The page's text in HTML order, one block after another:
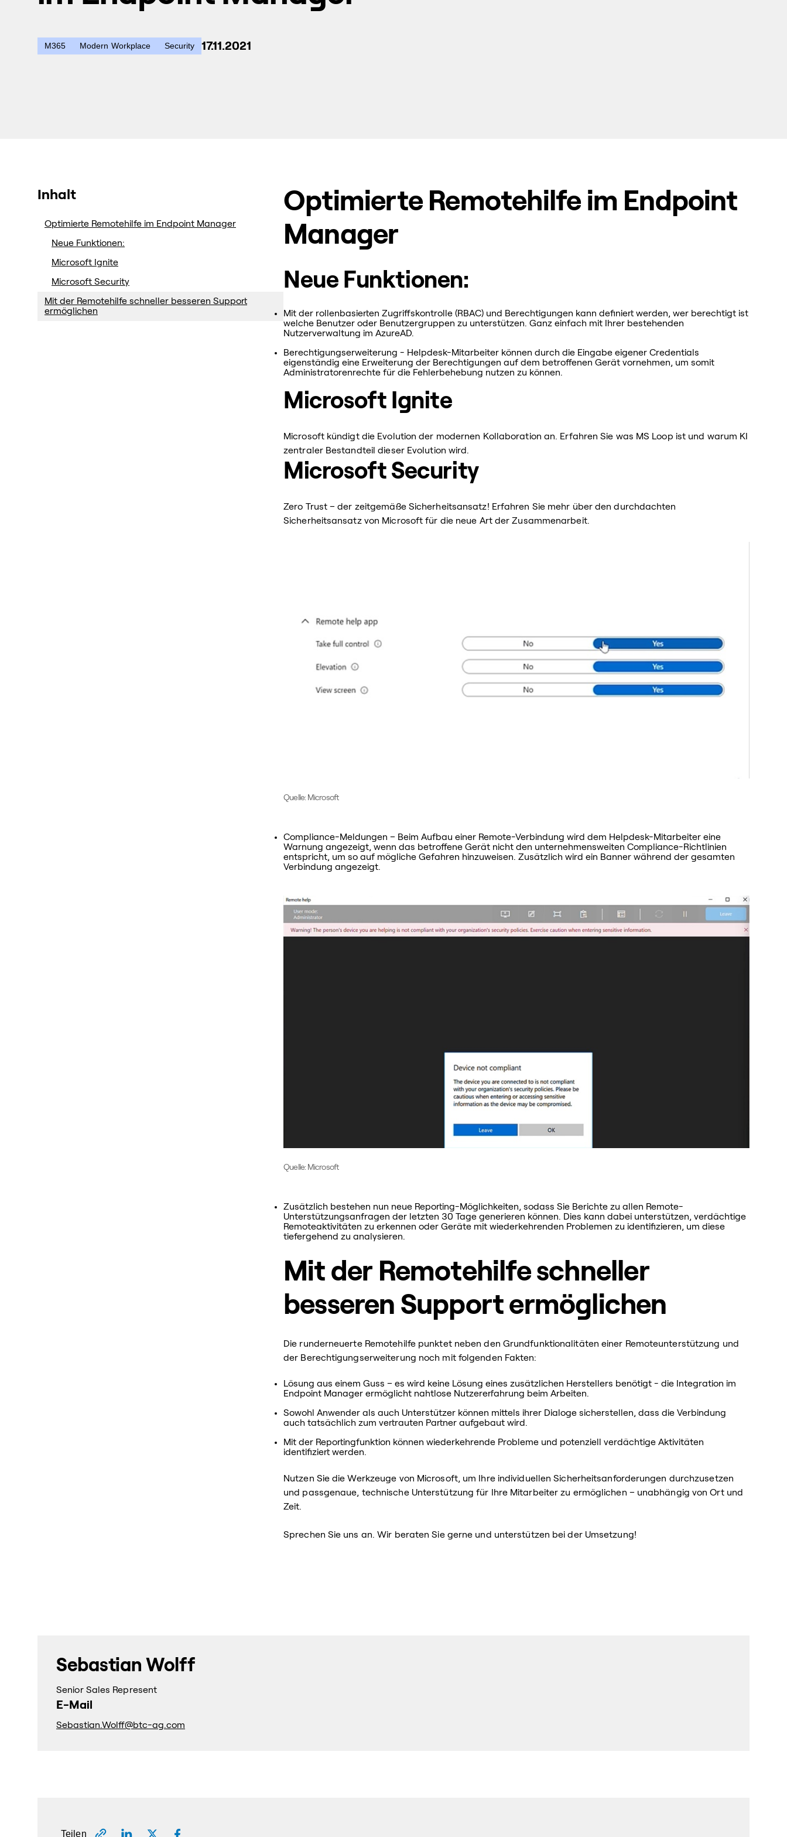
M365 Modern Workplace Security 17.11.2021
Inhalt
Optimierte Remotehilfe im Endpoint Manager
Neue Funktionen:
Microsoft Ignite
Microsoft Security
Mit der Remotehilfe schneller besseren Support
ermöglichen
Optimierte Remotehilfe im Endpoint
Manager
Neue Funktionen:
Mit der rollenbasierten Zugriffskontrolle (RBAC) und Berechtigungen kann definiert werden, wer berechtigt ist
welche Benutzer oder Benutzergruppen zu unterstützen. Ganz einfach mit Ihrer bestehenden
Nutzerverwaltung im AzureAD.
Berechtigungserweiterung - Helpdesk-Mitarbeiter können durch die Eingabe eigener Credentials
eigenständig eine Erweiterung der Berechtigungen auf dem betroffenen Gerät vornehmen, um somit
Administratorenrechte für die Fehlerbehebung nutzen zu können.
Microsoft Ignite
Microsoft kündigt die Evolution der modernen Kollaboration an. Erfahren Sie was MS Loop ist und warum KI
zentraler Bestandteil dieser Evolution wird.
Microsoft Security
Zero Trust – der zeitgemäße Sicherheitsansatz! Erfahren Sie mehr über den durchdachten
Sicherheitsansatz von Microsoft für die neue Art der Zusammenarbeit.
Quelle: Microsoft
Compliance-Meldungen – Beim Aufbau einer Remote-Verbindung wird dem Helpdesk-Mitarbeiter eine
Warnung angezeigt, wenn das betroffene Gerät nicht den unternehmensweiten Compliance-Richtlinien
entspricht, um so auf mögliche Gefahren hinzuweisen. Zusätzlich wird ein Banner während der gesamten
Verbindung angezeigt.
Quelle: Microsoft
Zusätzlich bestehen nun neue Reporting-Möglichkeiten, sodass Sie Berichte zu allen Remote-
Unterstützungsanfragen der letzten 30 Tage generieren können. Dies kann dabei unterstützen, verdächtige
Remoteaktivitäten zu erkennen oder Geräte mit wiederkehrenden Problemen zu identifizieren, um diese
tiefergehend zu analysieren.
Mit der Remotehilfe schneller
besseren Support ermöglichen
Die runderneuerte Remotehilfe punktet neben den Grundfunktionalitäten einer Remoteunterstützung und
der Berechtigungserweiterung noch mit folgenden Fakten:
Lösung aus einem Guss – es wird keine Lösung eines zusätzlichen Herstellers benötigt - die Integration im
Endpoint Manager ermöglicht nahtlose Nutzererfahrung beim Arbeiten.
Sowohl Anwender als auch Unterstützer können mittels ihrer Dialoge sicherstellen, dass die Verbindung
auch tatsächlich zum vertrauten Partner aufgebaut wird.
Mit der Reportingfunktion können wiederkehrende Probleme und potenziell verdächtige Aktivitäten
identifiziert werden.
Nutzen Sie die Werkzeuge von Microsoft, um Ihre individuellen Sicherheitsanforderungen durchzusetzen
und passgenaue, technische Unterstützung für Ihre Mitarbeiter zu ermöglichen – unabhängig von Ort und
Zeit.
Sprechen Sie uns an. Wir beraten Sie gerne und unterstützen bei der Umsetzung!
Sebastian Wolff
Senior Sales Represent
E-Mail
Sebastian.Wolff@btc-ag.com
Teilen